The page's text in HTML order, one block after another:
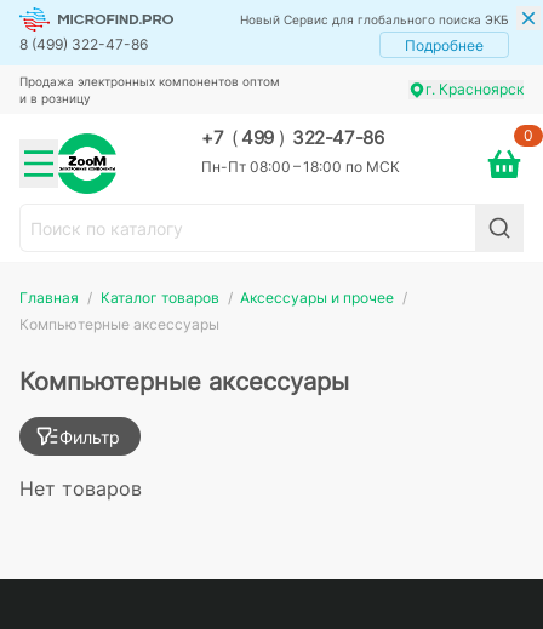
Новый Сервис для глобального поиска ЭКБ
8 (499) 322-47-86 Подробнее
Продажа электронных компонентов оптом
и в розницу
г. Красноярск
+7 (499 ) 322-47-86
Пн-Пт 08:00 – 18:00 по МСК
0
Главная Каталог товаров
Аксессуары и прочее
Компьютерные аксессуары
Компьютерные аксессуары
Фильтр
Нет товаров